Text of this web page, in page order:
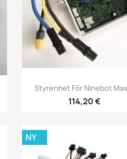
Snabbvy
Styrenhet För Ninebot
114,20 €
NY